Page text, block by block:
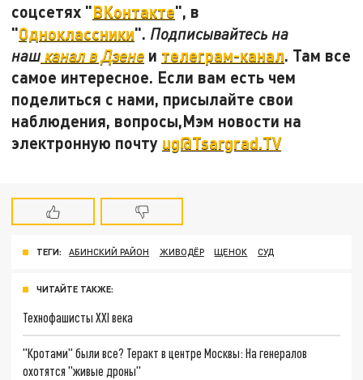
соцсетях "ВКонтакте", в
"Одноклассники". Подписывайтесь на
наш канал в Дзене и телеграм-канал. Там все
самое интересное. Если вам есть чем
поделиться с нами, присылайте свои
наблюдения, вопросы,Мэм новости на
электронную почту ug@Tsargrad.TV
ТЕГИ: АБИНСКИЙ РАЙОН ЖИВОДЁР ЩЕНОК СУД
ЧИТАЙТЕ ТАКЖЕ:
Технофашисты XXI века
"Кротами" были все? Теракт в центре Москвы: На генералов
охотятся "живые дроны"